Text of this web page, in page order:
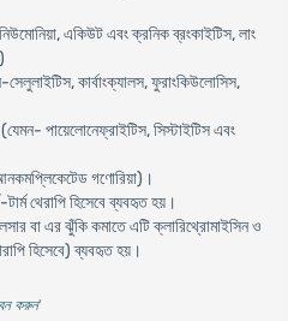
একিউট এবং ক্রনিক ব্রংকাইটিস, লাং
কার্বাংক্যালস, ফুরাংকিউলোসিস,
পায়েলোনেফ্রাইটিস, সিস্টাইটিস এবং
গণোরিয়া)।
থেরাপি হিসেবে ব্যবহৃত হয়।
বা এর ঝুঁকি কমাতে এটি ক্লারিথ্রোমাইসিন ও
হিসেবে) ব্যবহৃত হয়।
করুন'